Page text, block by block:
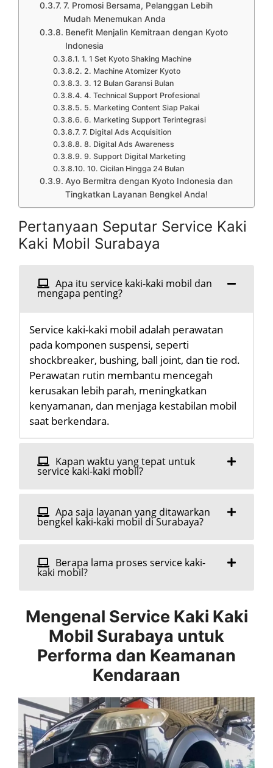
7. Promosi Bersama, Pelanggan Lebih
Mudah Menemukan Anda
Benefit Menjalin Kemitraan dengan Kyoto
Indonesia
1. 1 Set Kyoto Shaking Machine
2. Machine Atomizer Kyoto
3. 12 Bulan Garansi Bulan
4. Technical Support Profesional
5. Marketing Content Siap Pakai
6. Marketing Support Terintegrasi
7. Digital Ads Acquisition
8. Digital Ads Awareness
9. Support Digital Marketing
10. Cicilan Hingga 24 Bulan
Ayo Bermitra dengan Kyoto Indonesia dan
Tingkatkan Layanan Bengkel Anda!
Pertanyaan Seputar Service Kaki
Kaki Mobil Surabaya
Apa itu service kaki-kaki mobil dan
mengapa penting?
Service kaki-kaki mobil adalah perawatan
pada komponen suspensi, seperti
shockbreaker, bushing, ball joint, dan tie rod.
Perawatan rutin membantu mencegah
kerusakan lebih parah, meningkatkan
kenyamanan, dan menjaga kestabilan mobil
saat berkendara.
Kapan waktu yang tepat untuk
service kaki-kaki mobil?
Apa saja layanan yang ditawarkan
bengkel kaki-kaki mobil di Surabaya?
Berapa lama proses service kaki-
kaki mobil?
Mengenal Service Kaki Kaki
Mobil Surabaya untuk
Performa dan Keamanan
Kendaraan